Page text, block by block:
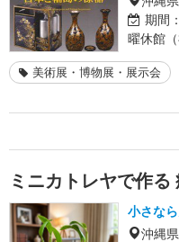
期間：
曜休館（
美術展・博物展・展示会
ミニカトレヤで作
小さな
沖縄